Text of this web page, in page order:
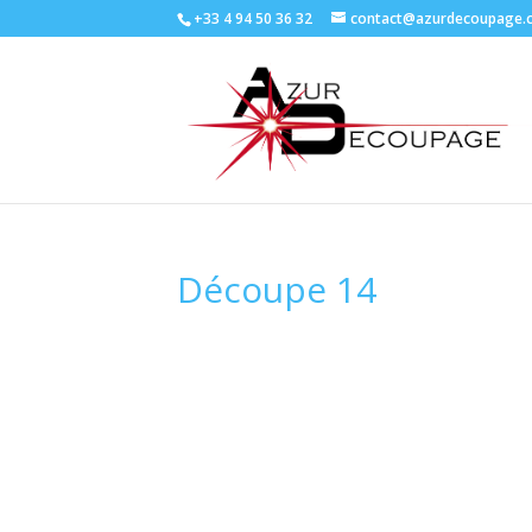
+33 4 94 50 36 32
Découpe 14